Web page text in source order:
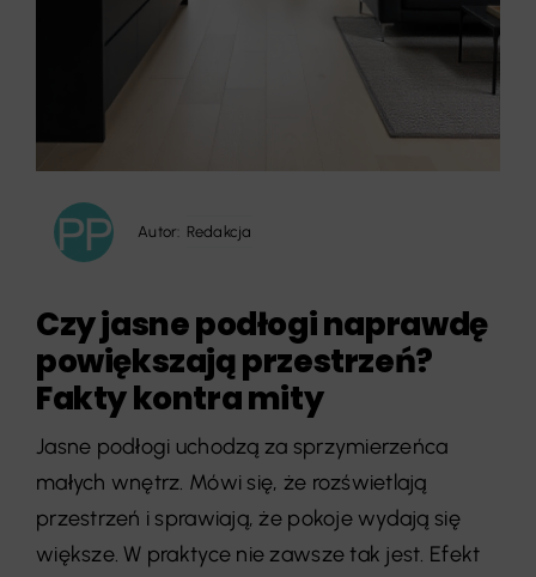
Autor: Redakcja
Czy jasne podłogi naprawdę
powiększają przestrzeń?
Fakty kontra mity
Jasne podłogi uchodzą za sprzymierzeńca
małych wnętrz. Mówi się, że rozświetlają
przestrzeń i sprawiają, że pokoje wydają się
większe. W praktyce nie zawsze tak jest. Efekt